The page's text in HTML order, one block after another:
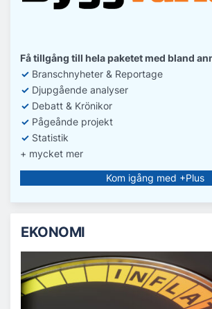
Få tillgång till hela paketet med bland
✓ Branschnyheter & Reportage
✓ Djupgående analyser
✓ Debatt & Krönikor
✓ Pågeånde projekt
✓ Statistik
+ mycket mer
Kom igång med +Plus
EKONOMI